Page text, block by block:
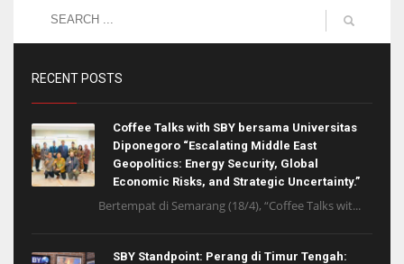
RECENT POSTS
Coffee Talks with SBY bersama Universitas
Diponegoro “Escalating Middle East
Geopolitics: Energy Security, Global
Economic Risks, and Strategic Uncertainty.”
Bertempat di Semarang (18/4), “Coffee Talks wit...
SBY Standpoint: Perang di Timur Tengah: